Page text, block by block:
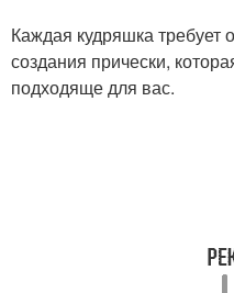
Каждая кудряшка требует
создания прически,
подходяще для вас.